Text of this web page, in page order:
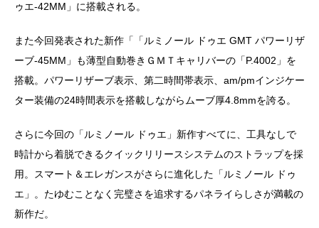
ゥエ‐42MM」に搭載される。
また今回発表された新作「「ルミノール ドゥエ GMT パワーリザ
ーブ‐45MM」も薄型自動巻きＧＭＴキャリバーの「P.4002」を
搭載。パワーリザーブ表示、第二時間帯表示、am/pmインジケー
ター装備の24時間表示を搭載しながらムーブ厚4.8mmを誇る。
さらに今回の「ルミノール ドゥエ」新作すべてに、工具なしで
時計から着脱できるクイックリリースシステムのストラップを採
用。スマート＆エレガンスがさらに進化した「ルミノール ドゥ
エ」。たゆむことなく完璧さを追求するパネライらしさが満載の
新作だ。